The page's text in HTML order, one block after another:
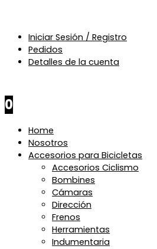
Iniciar Sesión / Registro
Pedidos
Detalles de la cuenta
0
Home
Nosotros
Accesorios para Bicicletas
Accesorios Ciclismo
Bombines
Cámaras
Dirección
Frenos
Herramientas
Indumentaria